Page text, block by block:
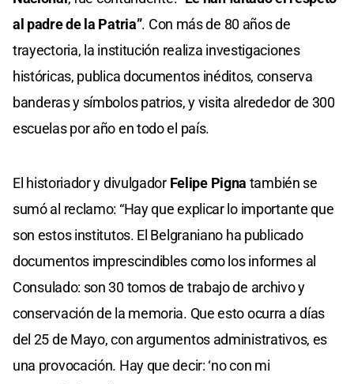
al padre de la Patria”. Con más de 80 años de
trayectoria, la institución realiza investigaciones
históricas, publica documentos inéditos, conserva
banderas y símbolos patrios, y visita alrededor de 300
escuelas por año en todo el país.
El historiador y divulgador Felipe Pigna también se
sumó al reclamo: “Hay que explicar lo importante que
son estos institutos. El Belgraniano ha publicado
documentos imprescindibles como los informes al
Consulado: son 30 tomos de trabajo de archivo y
conservación de la memoria. Que esto ocurra a días
del 25 de Mayo, con argumentos administrativos, es
una provocación. Hay que decir: ‘no con mi